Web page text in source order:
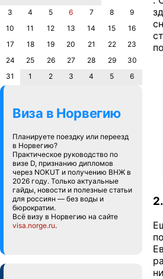
3
4 5 6 7 8
9
10
11 12 13 14 15
16
17
18 19 20 21 22
23
24
25 26 27 28 29
30
31
1 2 3 4 5 6
Виза в Норвегию
Планируете поездку или переезд
в Норвегию?
Практическое руководство по
визе D, признанию дипломов
через NOKUT и получению ВНЖ в
2026 году. Только актуальные
гайды, новости и полезные статьи
для россиян — без воды и
бюрократии.
Всё визу в Норвегию на сайте
visa.norge.ru.